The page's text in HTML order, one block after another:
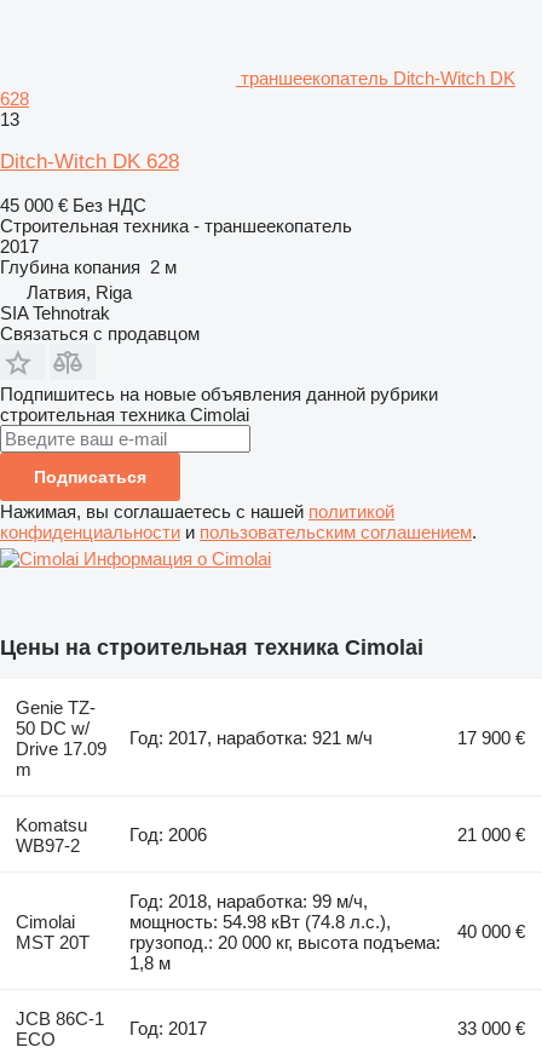
траншеекопатель Ditch-Witch DK
628
13
Ditch-Witch DK 628
45 000 € Без НДС
Строительная техника - траншеекопатель
2017
Глубина копания 2 м
Латвия, Riga
SIA Tehnotrak
Связаться с продавцом
Подпишитесь на новые объявления данной рубрики
строительная техника Cimolai
Подписаться
Нажимая, вы соглашаетесь с нашей политикой
конфиденциальности и пользовательским соглашением.
Информация о Cimolai
Цены на строительная техника Cimolai
Genie TZ-
50 DC w/
Drive 17.09
m
Год: 2017, наработка: 921 м/ч 17 900 €
Komatsu
WB97-2
Год: 2006 21 000 €
Cimolai
MST 20T
Год: 2018, наработка: 99 м/ч,
мощность: 54.98 кВт (74.8 л.с.),
грузопод.: 20 000 кг, высота подъема:
1,8 м
40 000 €
JCB 86C-1
ECO
Год: 2017 33 000 €